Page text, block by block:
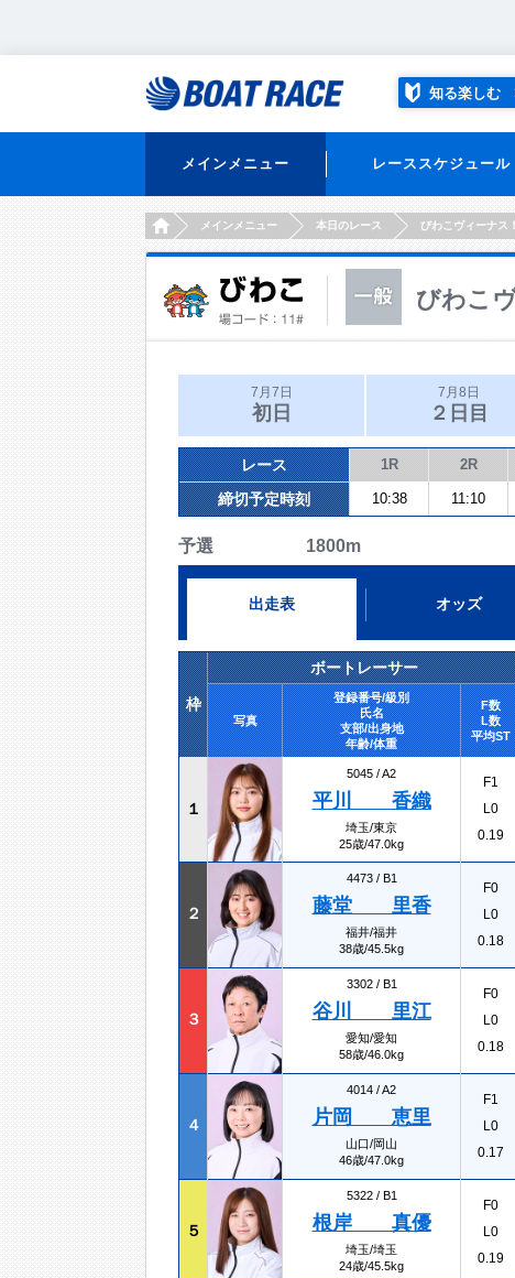
知る楽しむ
メインメニュー レーススケジュール
HOMEメインメニュー 本日のレース びわこヴィーナス
びわこ
7月7日
初日
7月8日
２日目
レース 1R 2R
締切予定時刻 10:38 11:10
予選 1800m
出走表 オッズ
枠
ボートレーサー
写真
登録番号/級別
氏名
支部/出身地
年齢/体重
F数
L数
平均ST
１
5045 /A2
平川 香織
埼玉/東京
25歳/47.0kg
F1
L0
0.19
２
4473 / B1
藤堂 里香
福井/福井
38歳/45.5kg
F0
L0
0.18
３
3302 / B1
谷川 里江
愛知/愛知
58歳/46.0kg
F0
L0
0.18
４
4014 /A2
片岡 恵里
山口/岡山
46歳/47.0kg
F1
L0
0.17
５
5322 / B1
根岸 真優
埼玉/埼玉
24歳/45.5kg
F0
L0
0.19